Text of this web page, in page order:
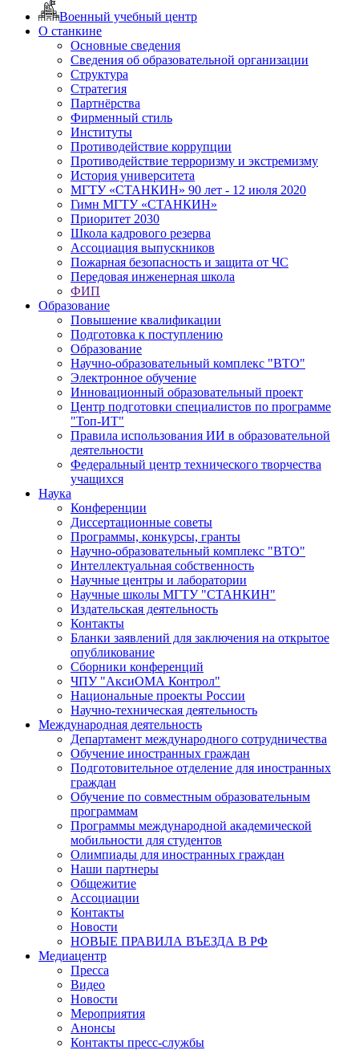
Военный учебный центр
О станкине
Основные сведения
Сведения об образовательной организации
Структура
Стратегия
Партнёрства
Фирменный стиль
Институты
Противодействие коррупции
Противодействие терроризму и экстремизму
История университета
МГТУ «СТАНКИН» 90 лет - 12 июля 2020
Гимн МГТУ «СТАНКИН»
Приоритет 2030
Школа кадрового резерва
Ассоциация выпускников
Пожарная безопасность и защита от ЧС
Передовая инженерная школа
ФИП
Образование
Повышение квалификации
Подготовка к поступлению
Образование
Научно-образовательный комплекс "ВТО"
Электронное обучение
Инновационный образовательный проект
Центр подготовки специалистов по программе
"Топ-ИТ"
Правила использования ИИ в образовательной
деятельности
Федеральный центр технического творчества
учащихся
Наука
Конференции
Диссертационные советы
Программы, конкурсы, гранты
Научно-образовательный комплекс "ВТО"
Интеллектуальная собственность
Научные центры и лаборатории
Научные школы МГТУ "СТАНКИН"
Издательская деятельность
Контакты
Бланки заявлений для заключения на открытое
опубликование
Сборники конференций
ЧПУ "АксиОМА Контрол"
Национальные проекты России
Научно-техническая деятельность
Международная деятельность
Департамент международного сотрудничества
Обучение иностранных граждан
Подготовительное отделение для иностранных
граждан
Обучение по совместным образовательным
программам
Программы международной академической
мобильности для студентов
Олимпиады для иностранных граждан
Наши партнеры
Общежитие
Ассоциации
Контакты
Новости
НОВЫЕ ПРАВИЛА ВЪЕЗДА В РФ
Медиацентр
Пресса
Видео
Новости
Мероприятия
Анонсы
Контакты пресс-службы